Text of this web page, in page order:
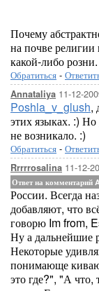
Почему
на почве
какой-либо розни.
Обратиться -
Annataliya 11-12-
Poshla_v_glush,
этих языках. :)
не возникало. :)
Обратиться -
Rrrrrosalina 11-12-
Ответ на комментарий
России. Всегда
добавляют, что
говорю Im from,
Ну а дальнейшие
Некоторые
понимающе
это где?", "А что,